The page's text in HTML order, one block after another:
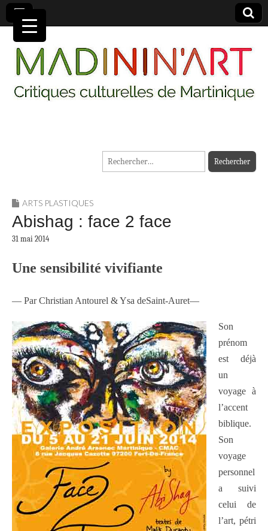
MADININ'ART
Rechercher :
ARTS PLASTIQUES
Abishag : face 2 face
31 mai 2014
Une sensibilité vivifiante
— Par Christian Antourel & Ysa deSaint-Auret—
Son
prénom
est déjà
un
voyage à
l’accent
biblique.
Son
voyage
personnel
a suivi
celui de
l’art, pétri